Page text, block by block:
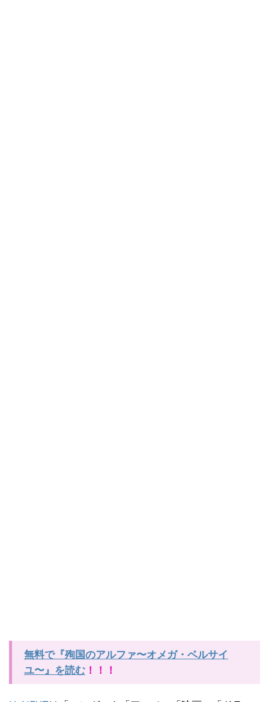
無料で『殉国のアルファ〜オメガ・ベルサイ
ユ〜』を読む ！！！